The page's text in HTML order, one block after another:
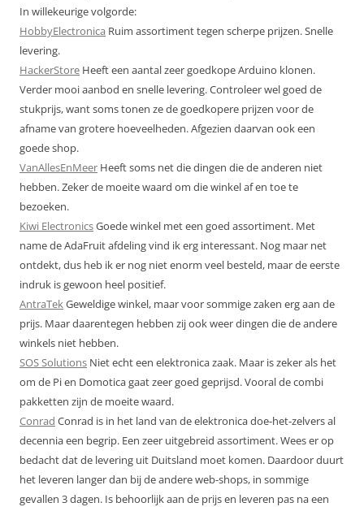
In willekeurige volgorde:
HobbyElectronica Ruim assortiment tegen scherpe prijzen. Snelle
levering.
HackerStore Heeft een aantal zeer goedkope Arduino klonen.
Verder mooi aanbod en snelle levering. Controleer wel goed de
stukprijs, want soms tonen ze de goedkopere prijzen voor de
afname van grotere hoeveelheden. Afgezien daarvan ook een
goede shop.
VanAllesEnMeer Heeft soms net die dingen die de anderen niet
hebben. Zeker de moeite waard om die winkel af en toe te
bezoeken.
Kiwi ElectronicsGoede winkel met een goed assortiment. Met
name de AdaFruit afdeling vind ik erg interessant. Nog maar net
ontdekt, dus heb ik er nog niet enorm veel besteld, maar de eerste
indruk is gewoon heel positief.
AntraTekGeweldige winkel, maar voor sommige zaken erg aan de
prijs. Maar daarentegen hebben zij ook weer dingen die de andere
winkels niet hebben.
SOS Solutions Niet echt een elektronica zaak. Maar is zeker als het
om de Pi en Domotica gaat zeer goed geprijsd. Vooral de combi
pakketten zijn de moeite waard.
Conrad Conrad is in het land van de elektronica doe-het-zelvers al
decennia een begrip. Een zeer uitgebreid assortiment. Wees er op
bedacht dat de levering uit Duitsland moet komen. Daardoor duurt
het leveren langer dan bij de andere web-shops, in sommige
gevallen 3 dagen. Is behoorlijk aan de prijs en leveren pas na een